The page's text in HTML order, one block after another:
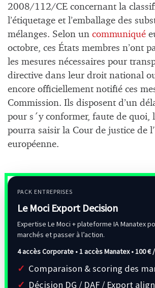
2008/112/CE concernant la
l’étiquetage et l’emballage des
mélanges. Selon un communiqué
octobre, ces États membres n’ont
les mesures nécessaires pour
directive dans leur droit national
encore officiellement notifié ces
Commission. Ils disposent d’un
pour s´y conformer, faute de quoi,
pourra saisir la Cour de justice de
européenne.
PACK ENTREPRISES
Le Moci Export Decision
Expertise Le Moci + plateforme IA Manatex
marchés et passer à l’action.
4 accès Corporate • 1 accès Manatex •100 €
Comparaison & scoring des
Décision DG / DAF / Export